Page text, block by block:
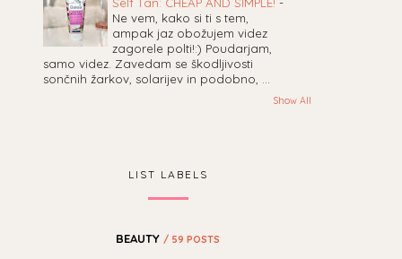
Ne vem, kako si ti s tem,
ampak jaz obožujem videz
zagorele polti!:) Poudarjam,
samo videz. Zavedam se škodljivosti
sončnih žarkov, solarijev in podobno, ...
Show All
LIST LABELS
BEAUTY / 59 POSTS